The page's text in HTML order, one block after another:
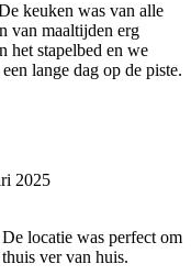
keuken was van alle
van maaltijden erg
het stapelbed en we
lange dag op de piste.
2025
locatie was perfect om
ver van huis.